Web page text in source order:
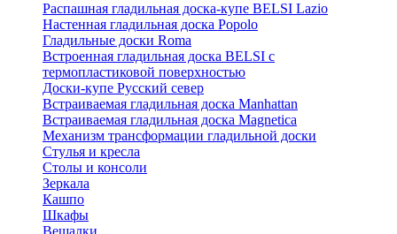
Распашная гладильная доска-купе BELSI Lazio
Настенная гладильная доска Popolo
Гладильные доски Roma
Встроенная гладильная доска BELSI с
термопластиковой поверхностью
Доски-купе Русский север
Встраиваемая гладильная доска Manhattan
Встраиваемая гладильная доска Magnetica
Механизм трансформации гладильной доски
Стyлья и кресла
Столы и консоли
Зеркала
Кашпо
Шкафы
Вешалки